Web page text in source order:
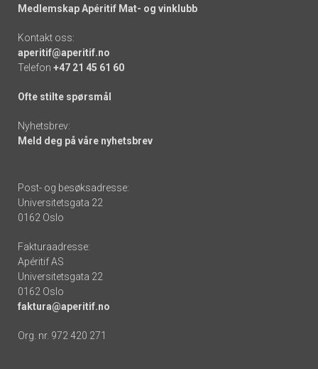
Medlemskap Apéritif Mat- og vinklubb
Kontakt oss:
aperitif@aperitif.no
Telefon +47 21 45 61 60
Ofte stilte spørsmål
Nyhetsbrev:
Meld deg på våre nyhetsbrev
Post- og besøksadresse:
Universitetsgata 22
0162 Oslo
Fakturaadresse:
Apéritif AS
Universitetsgata 22
0162 Oslo
faktura@aperitif.no
Org. nr. 972 420 271